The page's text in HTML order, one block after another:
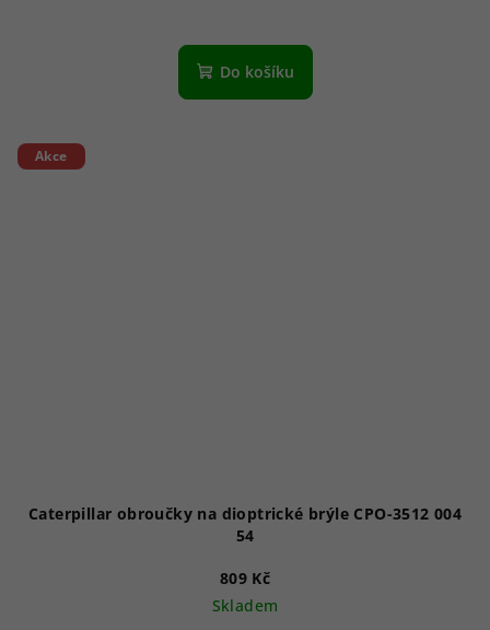
Do košíku
Akce
Caterpillar obroučky na dioptrické brýle CPO-3512 004
54
809 Kč
Skladem